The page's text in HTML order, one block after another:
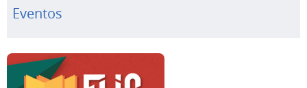
Eventos